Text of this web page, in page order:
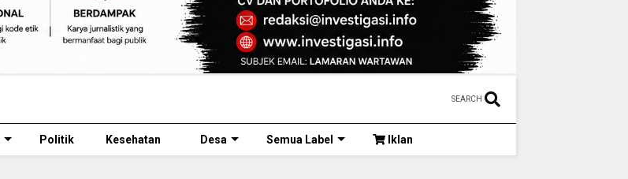
SEARCH
Politik Kesehatan Desa Semua Label Iklan